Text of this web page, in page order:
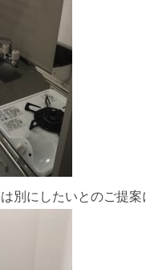
別にしたいとのご提